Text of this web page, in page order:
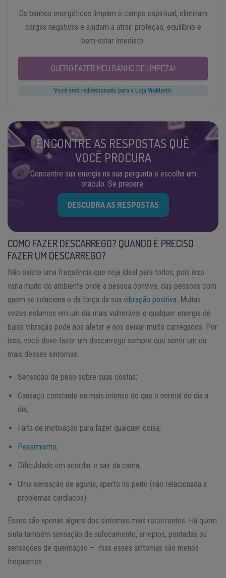
Os banhos energéticos limpam o campo espiritual, eliminam
cargas negativas e ajudam a atrair proteção, equilíbrio e
bem-estar imediato.
QUERO FAZER MEU BANHO DE LIMPEZA!
Você será redirecionado para a Loja WeMystic
ENCONTRE AS RESPOSTAS QUE
VOCÊ PROCURA
Concentre sua energia na sua pergunta e escolha um
oráculo. Se prepare.
DESCUBRA AS RESPOSTAS
COMO FAZER DESCARREGO? QUANDO É PRECISO
FAZER UM DESCARREGO?
Não existe uma frequência que seja ideal para todos, pois isso
varia muito do ambiente onde a pessoa convive, das pessoas com
quem se relaciona e da força da sua vibração positiva . Muitas
vezes estamos em um dia mais vulnerável e qualquer energia de
baixa vibração pode nos afetar e nos deixar muito carregados. Por
isso, você deve fazer um descarrego sempre que sentir um ou
mais desses sintomas:
Sensação de peso sobre suas costas;
Cansaço constante ou mais intenso do que o normal do dia a
dia;
Falta de motivação para fazer qualquer coisa;
Pessimismo;
Dificuldade em acordar e sair da cama;
Uma sensação de agonia, aperto no peito (não relacionada a
problemas cardíacos).
Esses são apenas alguns dos sintomas mais recorrentes. Há quem
sinta também sensação de sufocamento, arrepios, pontadas ou
sensações de queimação – mas esses sintomas são menos
frequentes.